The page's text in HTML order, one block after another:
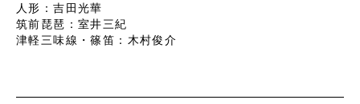
人形：吉田光華
筑前琵琶：室井三紀
津軽三味線・篠笛：木村俊介